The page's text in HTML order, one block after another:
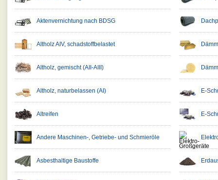
Aktenvernichtung nach BDSG
Altholz AIV, schadstoffbelastet
Altholz, gemischt (AII-AIII)
Altholz, naturbelassen (AI)
Altreifen
Andere Maschinen-, Getriebe- und Schmieröle
Asbesthaltige Baustoffe
E-
E-